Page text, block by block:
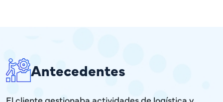
Antecedentes